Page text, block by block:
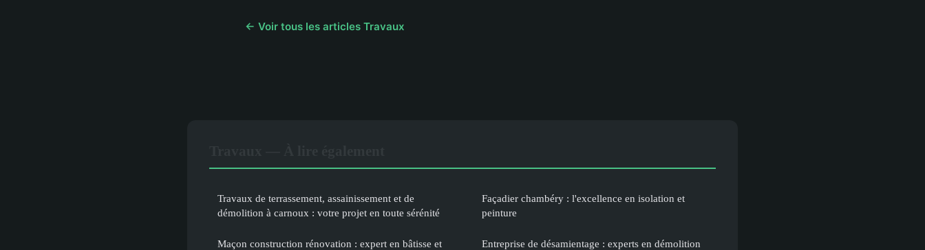
← Voir tous les articles Travaux
Travaux de terrassement, assainissement et de
démolition à carnoux : votre projet en toute sérénité
Maçon construction rénovation : expert en bâtisse et
Façadier chambéry : l'excellence en isolation et
peinture
Entreprise de désamientage : experts en démolition